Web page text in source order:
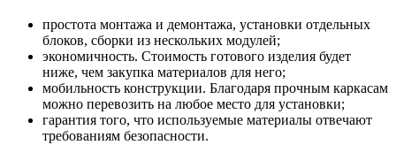
простота монтажа и демонтажа, установки отдельных
блоков, сборки из нескольких модулей;
экономичность. Стоимость готового изделия будет
ниже, чем закупка материалов для него;
мобильность конструкции. Благодаря прочным каркасам
можно перевозить на любое место для установки;
гарантия того, что используемые материалы отвечают
требованиям безопасности.